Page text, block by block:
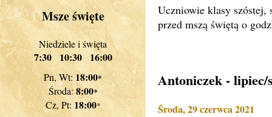
Msze święte
Niedziele i święta
7:30 10:30 16:00
Pn, Wt: 18:00*
Środa:8:00*
Cz, Pt: 18:00*
Uczniowie klasy
przed mszą świętą o
Antoniczek - lipiec/
Środa, 29 czerwca 2021